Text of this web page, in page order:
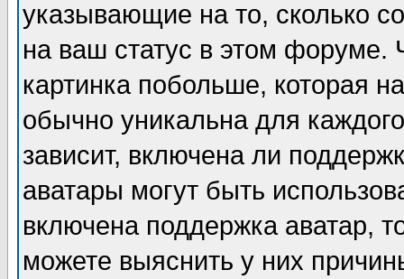
указывающие на то, сколько
на ваш статус в этом форуме.
картинка побольше, которая
обычно уникальна для
зависит, включена ли
аватары могут быть
включена поддержка аватар,
можете выяснить у них